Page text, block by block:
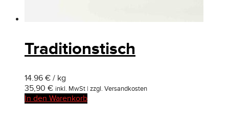
Traditionstisch
14.96 € / kg
35,90 € inkl. MwSt | zzgl. Versandkosten
In den Warenkorb